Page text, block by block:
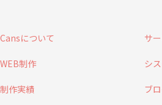
Cansについて サ
WEB制作 シ
制作実績 ブ